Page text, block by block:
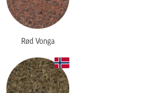
Rød Vonga